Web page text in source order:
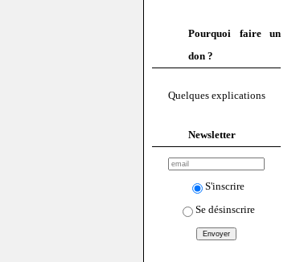
Pourquoi faire un
don ?
Quelques explications
Newsletter
S'inscrire
Se désinscrire